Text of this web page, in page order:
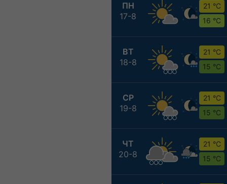
ПН
17-8
21 °C
16 °C
ВТ
18-8
21 °C
15 °C
СР
19-8
21 °C
15 °C
ЧТ
20-8
21 °C
15 °C